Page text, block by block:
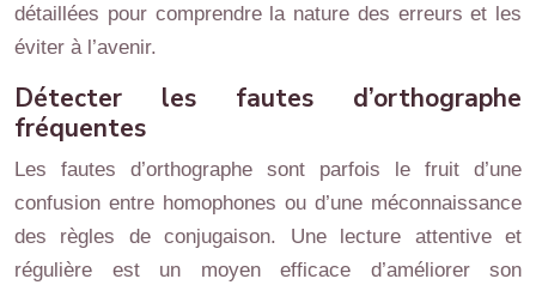
détaillées pour comprendre la nature des erreurs et les
éviter à l’avenir.
Détecter les fautes d’orthographe
fréquentes
Les fautes d’orthographe sont parfois le fruit d’une
confusion entre homophones ou d’une méconnaissance
des règles de conjugaison. Une lecture attentive et
régulière est un moyen efficace d’améliorer son